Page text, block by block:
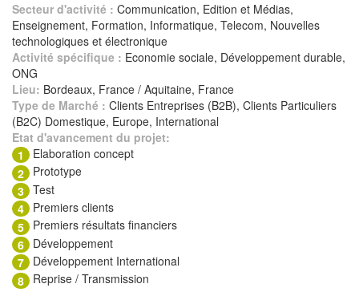
Secteur d'activité : Communication, Edition et Médias,
Enseignement, Formation, Informatique, Telecom, Nouvelles
technologiques et électronique
Activité spécifique : Economie sociale, Développement durable,
ONG
Lieu: Bordeaux, France / Aquitaine, France
Type de Marché : Clients Entreprises (B2B), Clients Particuliers
(B2C) Domestique, Europe, International
Etat d'avancement du projet:
1
Elaboration concept
2 Prototype
3 Test
4 Premiers clients
5 Premiers résultats financiers
6 Développement
7 Développement International
8 Reprise / Transmission